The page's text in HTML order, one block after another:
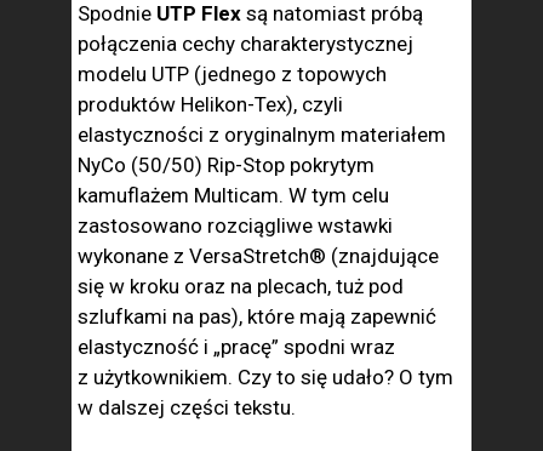
Spodnie UTP Flex są natomiast próbą
połączenia cechy charakterystycznej
modelu UTP (jednego z topowych
produktów Helikon-Tex), czyli
elastyczności z oryginalnym materiałem
NyCo (50/50) Rip-Stop pokrytym
kamuflażem Multicam. W tym celu
zastosowano rozciągliwe wstawki
wykonane z VersaStretch® (znajdujące
się w kroku oraz na plecach, tuż pod
szlufkami na pas), które mają zapewnić
elastyczność i „pracę” spodni wraz
z użytkownikiem. Czy to się udało? O tym
w dalszej części tekstu.